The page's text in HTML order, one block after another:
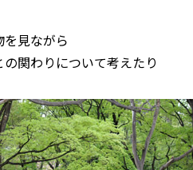
見ながら
関わりについて考えたり